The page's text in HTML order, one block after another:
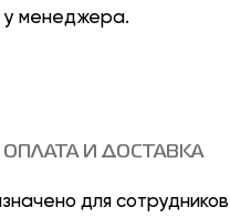
у менеджера.
ОПЛАТА И ДОСТАВКА
для сотрудников